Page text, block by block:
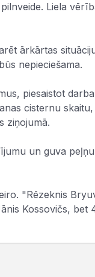
Liela
ārkārtas
nepieciešama.
piesaistot
cisternu skaitu,
ziņojumā.
un guva
"Rēzeknis
Kossovičs, bet